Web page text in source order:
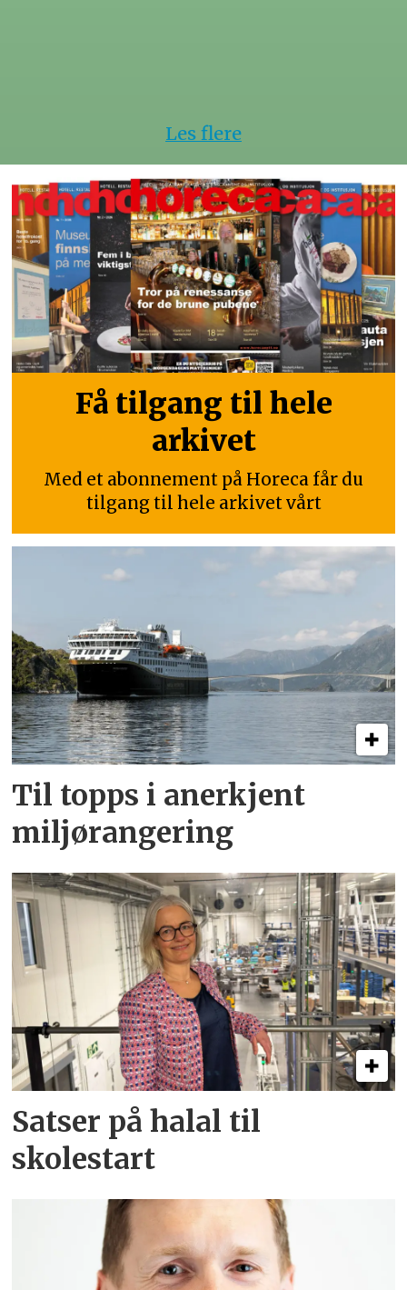
Les flere
Få tilgang til hele
arkivet
Med et abonnement på Horeca får du
tilgang til hele arkivet vårt
Til topps i anerkjent
miljørangering
Satser på halal til
skolestart